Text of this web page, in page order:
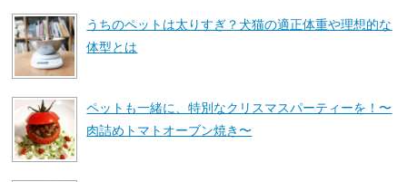
うちのペットは太りすぎ？犬猫の適正体重や理想的な
体型とは
ペットも一緒に、特別なクリスマスパーティーを！〜
肉詰めトマトオーブン焼き〜